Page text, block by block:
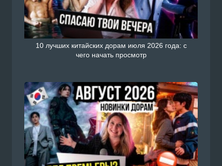
10 лучших китайских дорам июля 2026 года: с
чего начать просмотр